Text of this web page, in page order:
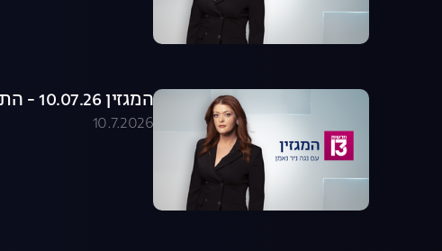
המגזין 10.07.26 - התכנית המלאה
10.7.2026